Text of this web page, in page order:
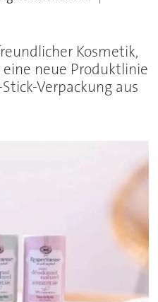
Kosmetik,
neue Produktlinie
Verpackung aus